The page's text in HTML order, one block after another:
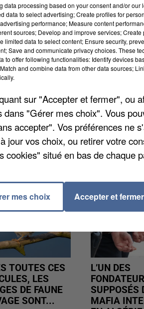
plusieurs cas contacts
de Ville sera de nouveau
vos démarches dans
TOUTES CES
LES
DE FAUNE
SONT...
L’UN DES
SUPPOSÉS
MAFIA
data processing based on your consent and/or our
data to select advertising; Create profiles for
performance; Measure content
sources; Develop and improve services;
limited data to select content; Ensure security,
Save and communicate privacy choices. These
to offer following functionalities: Identify devices
and combine data from other data sources;
sur "Accepter et fermer", ou
dans "Gérer mes choix". Vous
accepter". Vos préférences ne
jour vos choix, ou retirer votre
cookies" situé en bas de chaque
mes choix Accepter et fermer